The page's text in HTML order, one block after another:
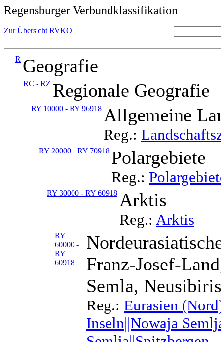
Regensburger Verbundklassifikation
Zur Übersicht RVKO
R Geografie
RC - RZ Regionale Geografie
RY 10000 - RY 96918 Allgemeine
Reg.:
RY 20000 - RY 70918 Polargebiete
Reg.:
RY 30000 - RY 60918 Arktis
Reg.: Arktis
RY
60000 -
RY
60918
Franz-Josef-
Semla,
Reg.: Eurasien
Inseln||Nowaja